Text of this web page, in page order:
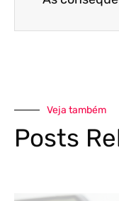
Veja também
Posts